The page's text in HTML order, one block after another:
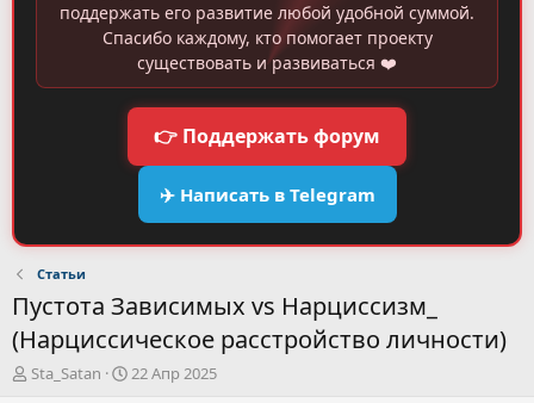
поддержать его развитие любой удобной суммой.
Спасибо каждому, кто помогает проекту
существовать и развиваться ❤️
👉 Поддержать форум
✈️ Написать в Telegram
Статьи
Пустота Зависимых vs Нарциссизм_
(Нарциссическое расстройство личности)
А
Sta_Satan
Д
22 Апр 2025